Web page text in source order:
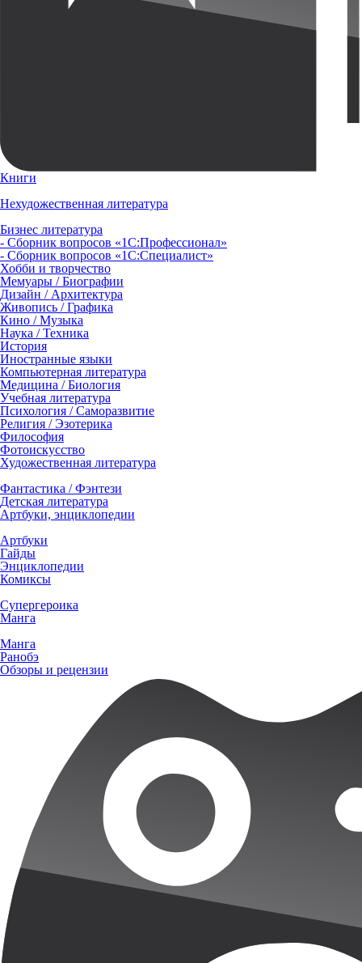
Книги
Нехудожественная литература
Бизнес литература
- Сборник вопросов «1С:Профессионал»
- Сборник вопросов «1С:Специалист»
Хобби и творчество
Мемуары / Биографии
Дизайн / Архитектура
Живопись / Графика
Кино / Музыка
Наука / Техника
История
Иностранные языки
Компьютерная литература
Медицина / Биология
Учебная литература
Психология / Саморазвитие
Религия / Эзотерика
Философия
Фотоискусство
Художественная литература
Фантастика / Фэнтези
Детская литература
Артбуки, энциклопедии
Артбуки
Гайды
Энциклопедии
Комиксы
Супергероика
Манга
Манга
Ранобэ
Обзоры и рецензии